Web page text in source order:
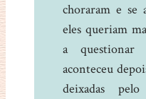
choraram e se
eles queriam
a
aconteceu
deixadas